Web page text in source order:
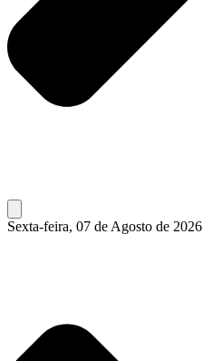
Sexta-feira, 07 de Agosto de 2026